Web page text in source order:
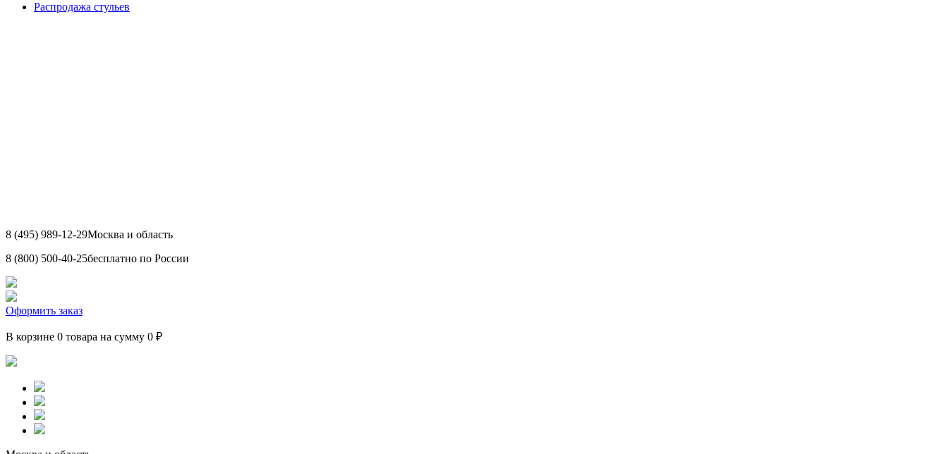
Распродажа стульев
8 (495) 989-12-29Москва и область
8 (800) 500-40-25бесплатно по России
Оформить заказ
В корзине 0 товара на сумму 0 ₽